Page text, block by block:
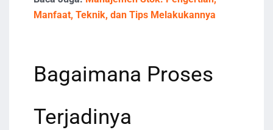
Manfaat, Teknik, dan Tips Melakukannya
Bagaimana Proses
Terjadinya